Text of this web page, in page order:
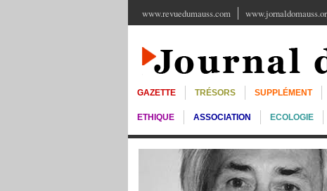
www.revuedumauss.com
GAZETTE TRÉSORS SUPPLÉMENT
ETHIQUE ASSOCIATION ECOLOGIE